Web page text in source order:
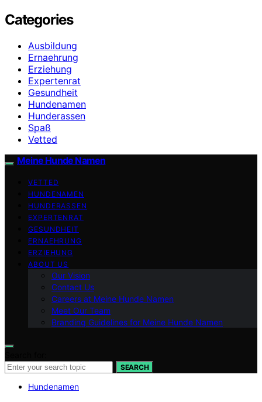
Categories
Ausbildung
Ernaehrung
Erziehung
Expertenrat
Gesundheit
Hundenamen
Hunderassen
Spaß
Vetted
Meine Hunde Namen
VETTED
HUNDENAMEN
HUNDERASSEN
EXPERTENRAT
GESUNDHEIT
ERNAEHRUNG
ERZIEHUNG
ABOUT US
Our Vision
Contact Us
Careers at Meine Hunde Namen
Meet Our Team
Branding Guidelines for Meine Hunde Namen
SEARCH
Hundenamen